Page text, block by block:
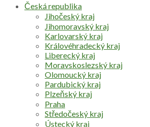
Česká republika
Jihočeský kraj
Jihomoravský kraj
Karlovarský kraj
Královéhradecký kraj
Liberecký kraj
Moravskoslezský kraj
Olomoucký kraj
Pardubický kraj
Plzeňský kraj
Praha
Středočeský kraj
Ústecký kraj